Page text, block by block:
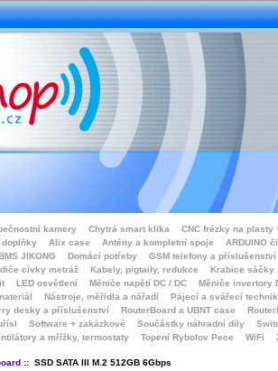
kamery Chytrá smart klika CNC frézky na plasty
doplňky Alix case Antény a kompletní spoje ARDUINO
JIKONG Domácí potřeby GSM telefony a příslušenství
cívky metráž Kabely, pigtaily, redukce Krabice sáčky
LED osvětlení Měniče napětí DC / DC Měniče invertory
Nástroje, měřidla a nářadí Pájecí a svářecí
desky a příslušenství RouterBoard a UBNT case
Software + zakázkové Součástky náhradní díly
a mřížky, termostaty Topení Rybolov Pece WiFi
:: SSD SATA III M.2 512GB 6Gbps